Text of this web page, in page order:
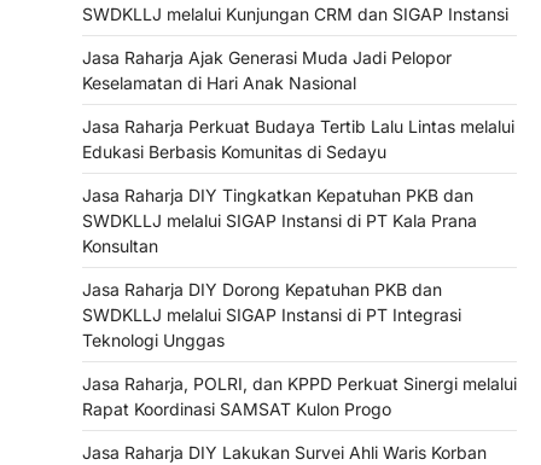
SWDKLLJ melalui Kunjungan CRM dan SIGAP Instansi
Jasa Raharja Ajak Generasi Muda Jadi Pelopor
Keselamatan di Hari Anak Nasional
Jasa Raharja Perkuat Budaya Tertib Lalu Lintas melalui
Edukasi Berbasis Komunitas di Sedayu
Jasa Raharja DIY Tingkatkan Kepatuhan PKB dan
SWDKLLJ melalui SIGAP Instansi di PT Kala Prana
Konsultan
Jasa Raharja DIY Dorong Kepatuhan PKB dan
SWDKLLJ melalui SIGAP Instansi di PT Integrasi
Teknologi Unggas
Jasa Raharja, POLRI, dan KPPD Perkuat Sinergi melalui
Rapat Koordinasi SAMSAT Kulon Progo
Jasa Raharja DIY Lakukan Survei Ahli Waris Korban